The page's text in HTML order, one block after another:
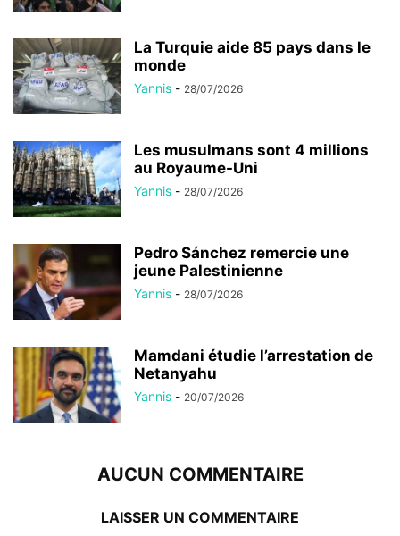
La Turquie aide 85 pays dans le
monde
Yannis - 28/07/2026
Les musulmans sont 4 millions
au Royaume-Uni
Yannis - 28/07/2026
Pedro Sánchez remercie une
jeune Palestinienne
Yannis - 28/07/2026
Mamdani étudie l’arrestation de
Netanyahu
Yannis - 20/07/2026
AUCUN COMMENTAIRE
LAISSER UN COMMENTAIRE